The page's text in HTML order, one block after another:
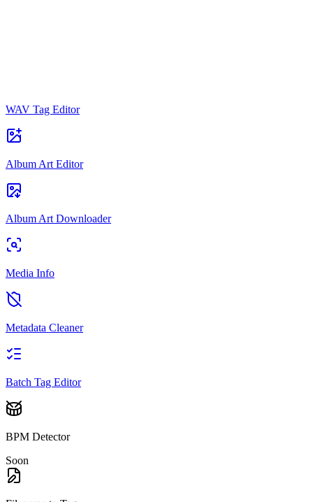
WAV Tag Editor
Album Art Editor
Album Art Downloader
Media Info
Metadata Cleaner
Batch Tag Editor
BPM Detector
Soon